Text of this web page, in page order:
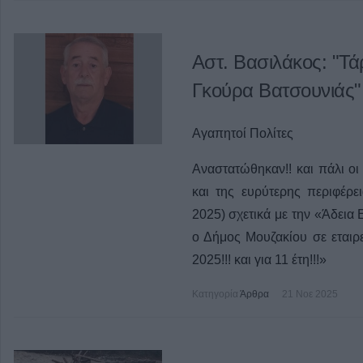
Αστ. Βασιλάκος:
Γκούρα Βατσουνιάς"
Αγαπητοί Πολίτες
Αναστατώθηκαν!! και πάλι οι
και της ευρύτερης
2025) σχετικά με την
ο Δήμος Μουζακίου σε
2025!!! και για 11 έτη!!!»
Κατηγορία Άρθρα 21 Νοε 2025